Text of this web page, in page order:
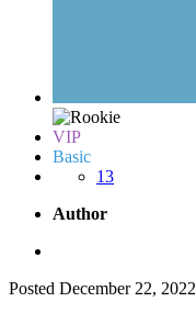
VIP
Basic
13
Author
Posted December 22, 2022